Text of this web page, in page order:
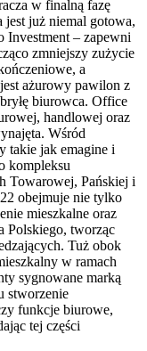
w finalną fazę
jest już niemal gotowa,
Investment – zapewni
zmniejszy zużycie
a
ażurowy pawilon z
biurowca. Office
handlowej oraz
Wśród
takie jak emagine i
kompleksu
Towarowej, Pańskiej i
obejmuje nie tylko
mieszkalne oraz
Polskiego, tworząc
Tuż obok
w ramach
sygnowane marką
stworzenie
funkcje biurowe,
tej części